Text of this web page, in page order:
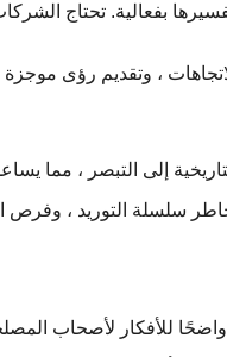
بفعالية. تحتاج
سلسلة التوريد ،